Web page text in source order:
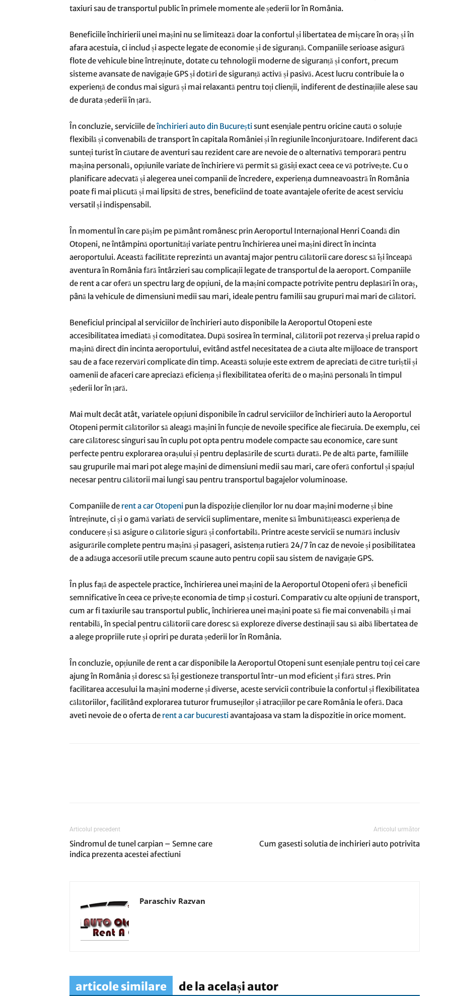
taxiuri sau de transportul public în primele momente ale șederii lor în România.
Beneficiile închirierii unei mașini nu se limitează doar la confortul și libertatea de mișcare în oraș și în
afara acestuia, ci includ și aspecte legate de economie și de siguranță. Companiile serioase asigură
flote de vehicule bine întreținute, dotate cu tehnologii moderne de siguranță și confort, precum
sisteme avansate de navigație GPS și dotări de siguranță activă și pasivă. Acest lucru contribuie la o
experiență de condus mai sigură și mai relaxantă pentru toți clienții, indiferent de destinațiile alese sau
de durata șederii în țară.
În concluzie, serviciile deînchirieri auto din Bucureștisunt esențiale pentru oricine caută o soluție
flexibilă și convenabilă de transport în capitala României și în regiunile înconjurătoare. Indiferent dacă
sunteți turist în căutare de aventuri sau rezident care are nevoie de o alternativă temporară pentru
mașina personală, opțiunile variate de închiriere vă permit să găsiți exact ceea ce vă potrivește. Cu o
planificare adecvată și alegerea unei companii de încredere, experiența dumneavoastră în România
poate fi mai plăcută și mai lipsită de stres, beneficiind de toate avantajele oferite de acest serviciu
versatil și indispensabil.
În momentul în care pășim pe pământ românesc prin Aeroportul Internațional Henri Coandă din
Otopeni, ne întâmpină oportunități variate pentru închirierea unei mașini direct în incinta
aeroportului. Această facilităte reprezintă un avantaj major pentru călătorii care doresc să își înceapă
aventura în România fără întârzieri sau complicații legate de transportul de la aeroport. Companiile
de rent a car oferă un spectru larg de opțiuni, de la mașini compacte potrivite pentru deplasări în oraș,
până la vehicule de dimensiuni medii sau mari, ideale pentru familii sau grupuri mai mari de călători.
Beneficiul principal al serviciilor de închirieri auto disponibile la Aeroportul Otopeni este
accesibilitatea imediată și comoditatea. După sosirea în terminal, călătorii pot rezerva și prelua rapid o
mașină direct din incinta aeroportului, evitând astfel necesitatea de a căuta alte mijloace de transport
sau de a face rezervări complicate din timp. Această soluție este extrem de apreciată de către turiștii și
oamenii de afaceri care apreciază eficiența și flexibilitatea oferită de o mașină personală în timpul
șederii lor în țară.
Mai mult decât atât, variatele opțiuni disponibile în cadrul serviciilor de închirieri auto la Aeroportul
Otopeni permit călătorilor să aleagă mașini în funcție de nevoile specifice ale fiecăruia. De exemplu, cei
care călătoresc singuri sau în cuplu pot opta pentru modele compacte sau economice, care sunt
perfecte pentru explorarea orașului și pentru deplasările de scurtă durată. Pe de altă parte, familiile
sau grupurile mai mari pot alege mașini de dimensiuni medii sau mari, care oferă confortul și spațiul
necesar pentru călătorii mai lungi sau pentru transportul bagajelor voluminoase.
Companiile de rent a car Otopeni pun la dispoziție clienților lor nu doar mașini moderne și bine
întreținute, ci și o gamă variată de servicii suplimentare, menite să îmbunătățească experiența de
conducere și să asigure o călătorie sigură și confortabilă. Printre aceste servicii se numără inclusiv
asigurările complete pentru mașină și pasageri, asistența rutieră 24/7 în caz de nevoie și posibilitatea
de a adăuga accesorii utile precum scaune auto pentru copii sau sistem de navigație GPS.
În plus față de aspectele practice, închirierea unei mașini de la Aeroportul Otopeni oferă și beneficii
semnificative în ceea ce privește economia de timp și costuri. Comparativ cu alte opțiuni de transport,
cum ar fi taxiurile sau transportul public, închirierea unei mașini poate să fie mai convenabilă și mai
rentabilă, în special pentru călătorii care doresc să exploreze diverse destinații sau să aibă libertatea de
a alege propriile rute și opriri pe durata șederii lor în România.
În concluzie, opțiunile de rent a car disponibile la Aeroportul Otopeni sunt esențiale pentru toți cei care
ajung în România și doresc să își gestioneze transportul într-un mod eficient și fără stres. Prin
facilitarea accesului la mașini moderne și diverse, aceste servicii contribuie la confortul și flexibilitatea
călătoriilor, facilitând explorarea tuturor frumuseților și atracțiilor pe care România le oferă. Daca
aveti nevoie de o oferta de rent a car bucurestiavantajoasa va stam la dispozitie in orice moment.
Articolul precedent
Sindromul de tunel carpian – Semne care
indica prezenta acestei afectiuni
Articolul următor
Cum gasesti solutia de inchirieri auto potrivita
Paraschiv Razvan
articole similare de la același autor